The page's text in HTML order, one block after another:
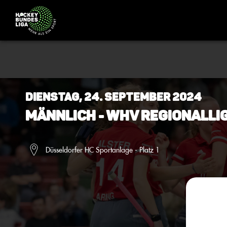
Dienstag, 24. September 2024
Männlich - WHV
Düsseldorfer HC Sportanlage - Platz 1